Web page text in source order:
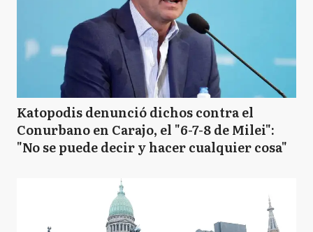
Katopodis denunció dichos contra el
Conurbano en Carajo, el "6-7-8 de Milei":
"No se puede decir y hacer cualquier cosa"